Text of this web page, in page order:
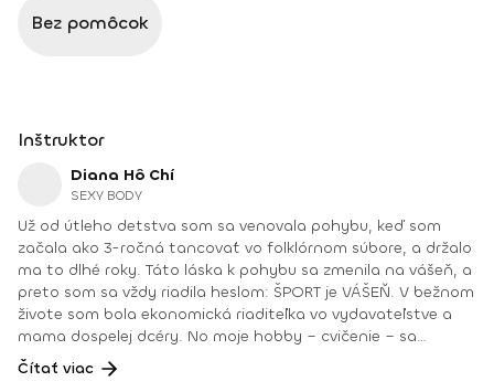
Bez pomôcok
Inštruktor
Diana Hô Chí
SEXY BODY
Už od útleho detstva som sa venovala pohybu, keď som
začala ako 3-ročná tancovať vo folklórnom súbore, a držalo
ma to dlhé roky. Táto láska k pohybu sa zmenila na vášeň, a
preto som sa vždy riadila heslom: ŠPORT je VÁŠEŇ. V bežnom
živote som bola ekonomická riaditeľka vo vydavateľstve a
mama dospelej dcéry. No moje hobby – cvičenie – sa
dostávalo do popredia už dlhé roky. Takmer dennodenne
som viedla skupinové tréningy a pre svojich klientov som
Čítať viac